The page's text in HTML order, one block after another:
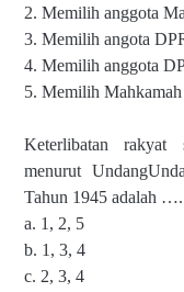
2. Memilih anggota
3. Memilih angota
4. Memilih anggota
5. Memilih
Keterlibatan rakyat
menurut
Tahun 1945 adalah ….
a. 1, 2, 5
b. 1, 3, 4
c. 2, 3, 4